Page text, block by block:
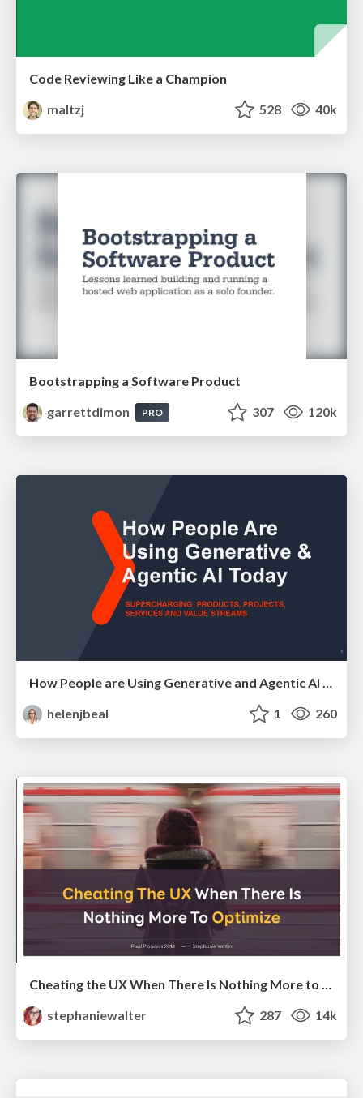
Code Reviewing Like a Champion
maltzj
528 40k
Bootstrapping a Software Product
garrettdimon
PRO 307 120k
How People are Using Generative and Agentic AI to Supercharge Their Products, Projects, Services and Value Streams Today
helenjbeal
1 260
Cheating the UX When There Is Nothing More to Optimize - PixelPioneers
stephaniewalter
287 14k